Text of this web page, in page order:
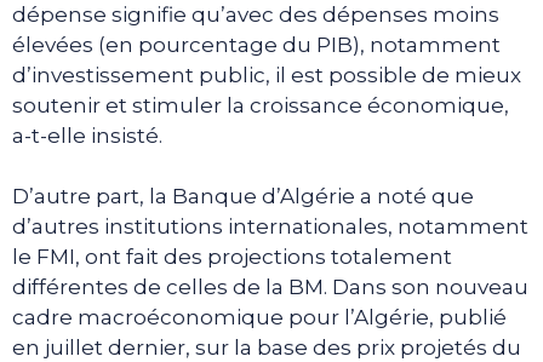
dépense signifie qu’avec des dépenses moins
élevées (en pourcentage du PIB), notamment
d’investissement public, il est possible de mieux
soutenir et stimuler la croissance économique,
a-t-elle insisté.
D’autre part, la Banque d’Algérie a noté que
d’autres institutions internationales, notamment
le FMI, ont fait des projections totalement
différentes de celles de la BM. Dans son nouveau
cadre macroéconomique pour l’Algérie, publié
en juillet dernier, sur la base des prix projetés du